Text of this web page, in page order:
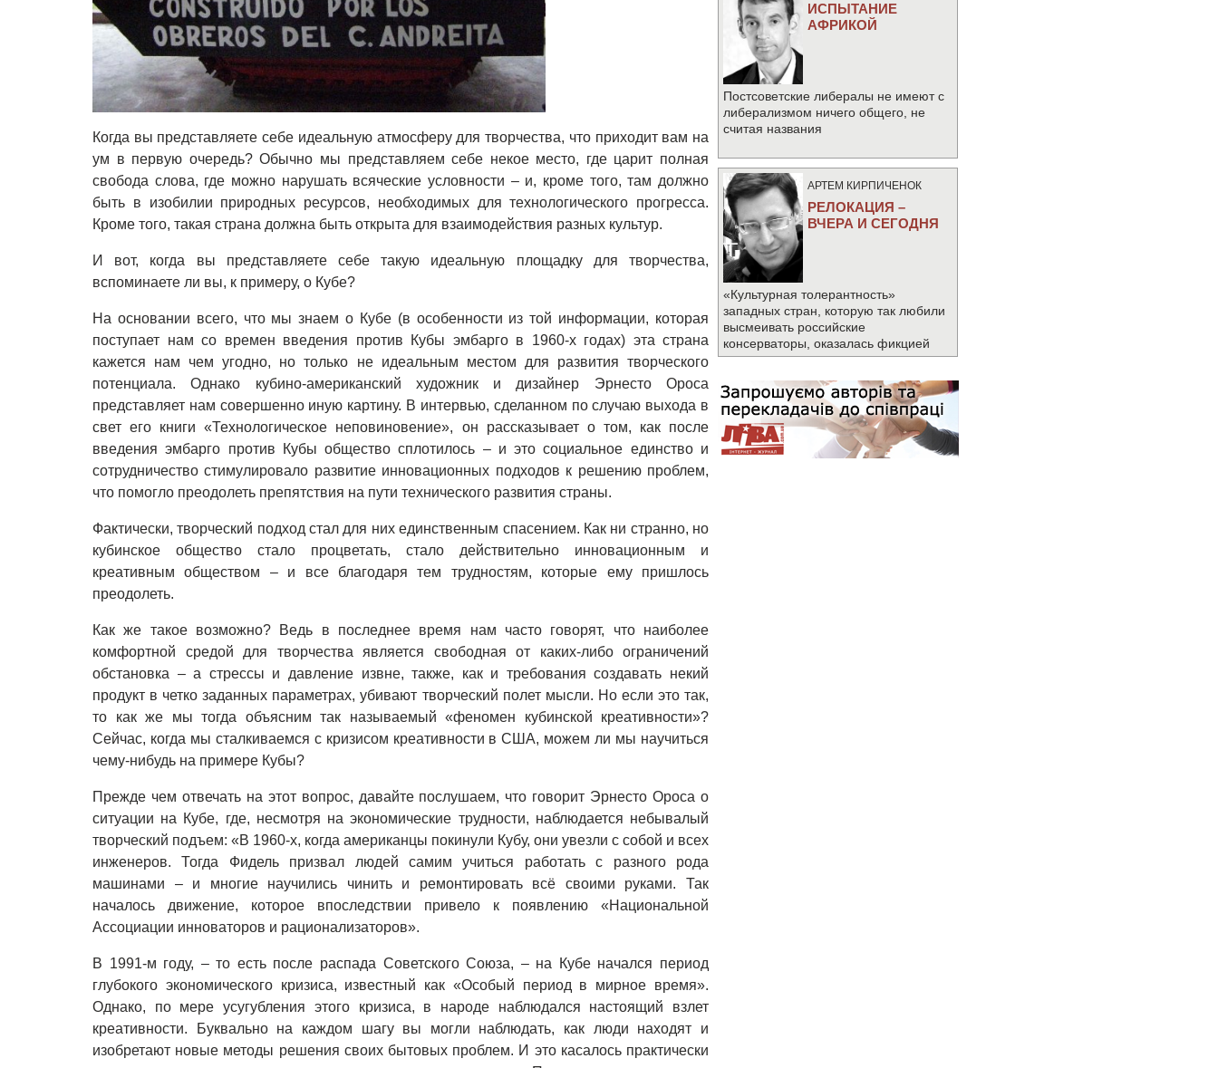
Когда вы представляете себе идеальную атмосферу для творчества, что приходит вам на
ум в первую очередь? Обычно мы представляем себе некое место, где царит полная
свобода слова, где можно нарушать всяческие условности –и, кроме того, там должно
быть в изобилии природных ресурсов, необходимых для технологического прогресса.
Кроме того, такая страна должна быть открыта для взаимодействия разных культур.
И вот, когда вы представляете себе такую идеальную площадку для творчества,
вспоминаете ли вы, к примеру, о Кубе?
На основании всего, что мы знаем о Кубе (в особенности из той информации, которая
поступает нам со времен введения против Кубы эмбарго в 1960-х годах) эта страна
кажется нам чем угодно, но только не идеальным местом для развития творческого
потенциала. Однако кубино-американский художник и дизайнер Эрнесто Ороса
представляет нам совершенно иную картину. В интервью, сделанном по случаю выхода в
свет его книги «Технологическое неповиновение», он рассказывает о том, как после
введения эмбарго против Кубы общество сплотилось –и это социальное единство и
сотрудничество стимулировало развитие инновационных подходов к решению проблем,
что помогло преодолеть препятствия на пути технического развития страны.
Фактически, творческий подход стал для них единственным спасением. Как ни странно, но
кубинское общество стало процветать, стало действительно инновационным и
креативным обществом – и все благодаря тем трудностям, которые ему пришлось
преодолеть.
Как же такое возможно? Ведь в последнее время нам часто говорят, что наиболее
комфортной средой для творчества является свободная от каких-либо ограничений
обстановка –а стрессы и давление извне, также, как и требования создавать некий
продукт в четко заданных параметрах, убивают творческий полет мысли. Но если это так,
то как же мы тогда объясним так называемый «феномен кубинской креативности»?
Сейчас, когда мы сталкиваемся с кризисом креативности в США, можем ли мы научиться
чему-нибудь на примере Кубы?
Прежде чем отвечать на этот вопрос, давайте послушаем, что говорит Эрнесто Ороса о
ситуации на Кубе, где, несмотря на экономические трудности, наблюдается небывалый
творческий подъем: «В 1960-х, когда американцы покинули Кубу, они увезли с собой и всех
инженеров. Тогда Фидель призвал людей самим учиться работать с разного рода
машинами – и многие научились чинить и ремонтировать всё своими руками. Так
началось движение, которое впоследствии привело к появлению «Национальной
Ассоциации инноваторов и рационализаторов».
В 1991-м году, –то есть после распада Советского Союза, – на Кубе начался период
глубокого экономического кризиса, известный как «Особый период в мирное время».
Однако, по мере усугубления этого кризиса, в народе наблюдался настоящий взлет
креативности. Буквально на каждом шагу вы могли наблюдать, как люди находят и
изобретают новые методы решения своих бытовых проблем. И это касалось практически
ИСПЫТАНИЕ
АФРИКОЙ
Постсоветские либералы не имеют с
либерализмом ничего общего, не
считая названия
АРТЕМ КИРПИЧЕНОК
РЕЛОКАЦИЯ –
ВЧЕРА И СЕГОДНЯ
«Культурная толерантность»
западных стран, которую так любили
высмеивать российские
консерваторы, оказалась фикцией